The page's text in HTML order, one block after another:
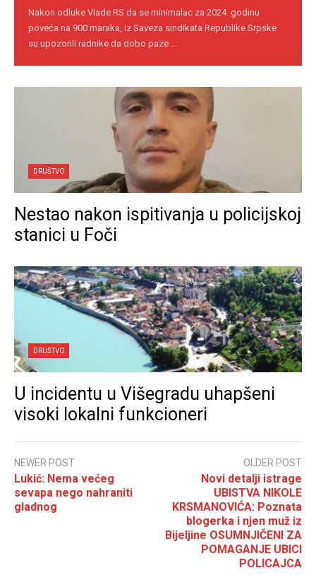
Nakon odluke Vlade RS da se minimalac za 2024. godinu
poveća na 900 maraka, iz Saveza sindikata Republike Srpske
su upozorili radnike da dobo paze ...
DRUŠTVO
Nestao nakon ispitivanja u policijskoj
stanici u Foči
DRUŠTVO
U incidentu u Višegradu uhapšeni
visoki lokalni funkcioneri
NEWER POST
Lukić: Nema većeg
sevapa nego nahraniti
gladnog
OLDER POST
Novi detalji istrage
UBISTVA NIKOLE
KRSMANOVIĆA: Poznata
blogerka i njen muž iz
Bijeljine OSUMNJIČENI ZA
POMAGANJE UBICI
POLICAJCA